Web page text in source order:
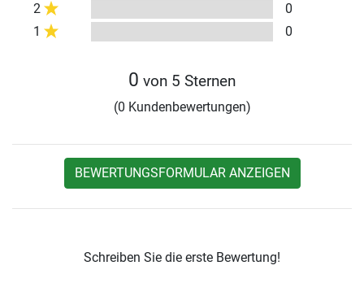
2
0
1
0
0 von 5 Sternen
(0 Kundenbewertungen)
BEWERTUNGSFORMULAR ANZEIGEN
Schreiben Sie die erste Bewertung!